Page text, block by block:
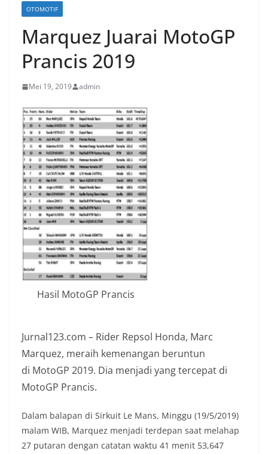
OTOMOTIF
Marquez Juarai MotoGP
Prancis 2019
Mei 19, 2019 admin
Hasil MotoGP Prancis
Jurnal123.com – Rider Repsol Honda, Marc
Marquez, meraih kemenangan beruntun
di MotoGP 2019. Dia menjadi yang tercepat di
MotoGP Prancis.
Dalam balapan di Sirkuit Le Mans, Minggu (19/5/2019)
malam WIB, Marquez menjadi terdepan saat melahap
27 putaran dengan catatan waktu 41 menit 53,647